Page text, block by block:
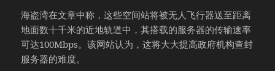
海盗湾在文章中称，这些空间站将被无人飞行器送至距离
地面数十千米的近地轨道中，其搭载的服务器的传输速率
可达100Mbps。该网站认为，这将大大提高政府机构查封
服务器的难度。